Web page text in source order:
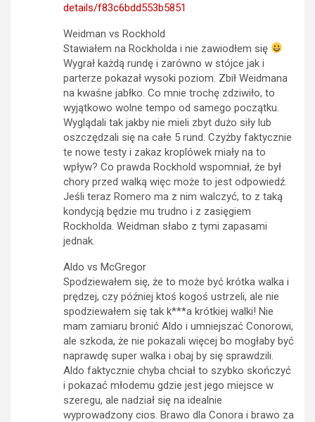
details/f83c6bdd553b5851
Weidman vs Rockhold
Stawiałem na Rockholda i nie zawiodłem się
Wygrał każdą rundę i zarówno w stójce jak i
parterze pokazał wysoki poziom. Zbił Weidmana
na kwaśne jabłko. Co mnie trochę zdziwiło, to
wyjątkowo wolne tempo od samego początku.
Wyglądali tak jakby nie mieli zbyt dużo siły lub
oszczędzali się na całe 5 rund. Czyżby faktycznie
te nowe testy i zakaz kroplówek miały na to
wpływ? Co prawda Rockhold wspomniał, że był
chory przed walką więc może to jest odpowiedź.
Jeśli teraz Romero ma z nim walczyć, to z taką
kondycją będzie mu trudno i z zasięgiem
Rockholda. Weidman słabo z tymi zapasami
jednak.
Aldo vs McGregor
Spodziewałem się, że to może być krótka walka i
prędzej, czy później ktoś kogoś ustrzeli, ale nie
spodziewałem się tak k***a krótkiej walki! Nie
mam zamiaru bronić Aldo i umniejszać Conorowi,
ale szkoda, że nie pokazali więcej bo mogłaby być
naprawdę super walka i obaj by się sprawdzili.
Aldo faktycznie chyba chciał to szybko skończyć
i pokazać młodemu gdzie jest jego miejsce w
szeregu, ale nadział się na idealnie
wyprowadzony cios. Brawo dla Conora i brawo za